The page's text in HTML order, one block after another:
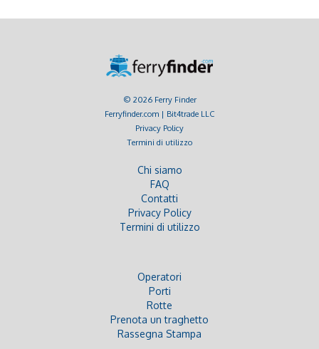
© 2026 Ferry Finder
Ferryfinder.com | Bit4trade LLC
Privacy Policy
Termini di utilizzo
Chi siamo
FAQ
Contatti
Privacy Policy
Termini di utilizzo
Operatori
Porti
Rotte
Prenota un traghetto
Rassegna Stampa